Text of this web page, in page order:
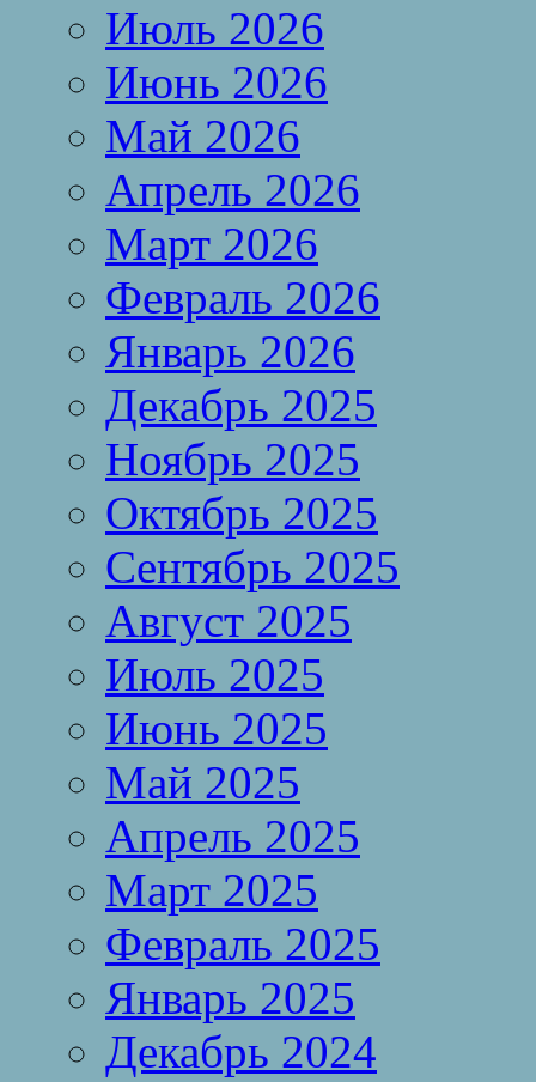
Июль 2026
Июнь 2026
Май 2026
Апрель 2026
Март 2026
Февраль 2026
Январь 2026
Декабрь 2025
Ноябрь 2025
Октябрь 2025
Сентябрь 2025
Август 2025
Июль 2025
Июнь 2025
Май 2025
Апрель 2025
Март 2025
Февраль 2025
Январь 2025
Декабрь 2024